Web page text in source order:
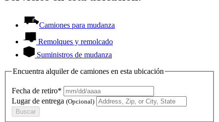
Camiones para mudanza
Remolques y remolcado
Suministros de mudanza
Encuentra alquiler de camiones en esta ubicación
Fecha de retiro*
Lugar de entrega (Opcional)
Buscar